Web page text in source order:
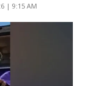
| 9:15 AM